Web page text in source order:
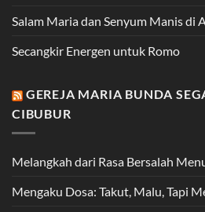
Salam Maria dan Senyum Manis di
Secangkir Energen untuk Romo
GEREJA MARIA BUNDA
CIBUBUR
Melangkah dari Rasa Bersalah
Mengaku Dosa: Takut, Malu, Tapi